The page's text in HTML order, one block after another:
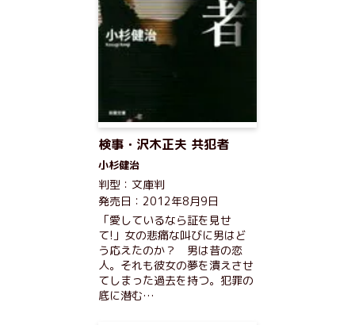
検事・沢木正夫 共犯者
小杉健治
判型：文庫判
発売日：2012年8月9日
「愛しているなら証を見せ
て!」女の悲痛な叫びに男はど
う応えたのか？ 男は昔の恋
人。それも彼女の夢を潰えさせ
てしまった過去を持つ。犯罪の
底に潜む…